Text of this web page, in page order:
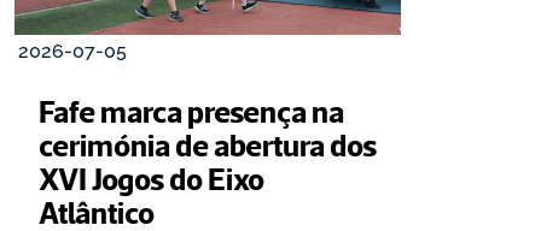
2026-07-05
Fafe marca presença na
cerimónia de abertura dos
XVI Jogos do Eixo
Atlântico